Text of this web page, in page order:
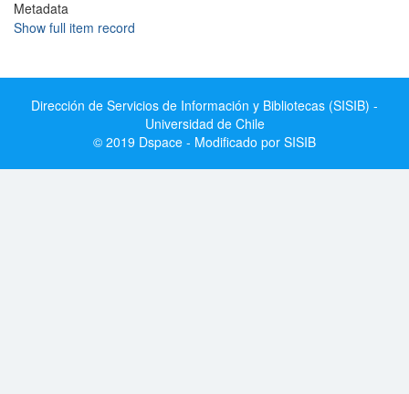
Metadata
Show full item record
Dirección de Servicios de Información y Bibliotecas (SISIB) -
Universidad de Chile
© 2019 Dspace - Modificado por SISIB